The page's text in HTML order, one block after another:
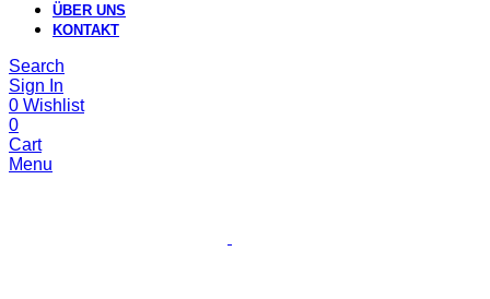
ÜBER UNS
KONTAKT
Search
Sign In
0 Wishlist
0
Cart
Menu